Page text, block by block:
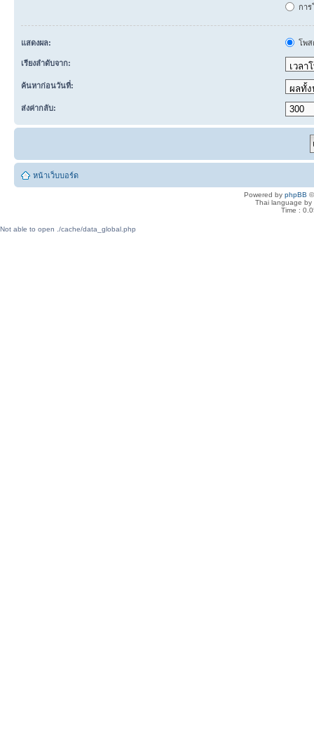
กา
แสดงผล: โพส
เรียงลำดับจาก:
ค้นหาก่อนวันที่:
ส่งค่ากลับ:
หน้าเว็บบอร์ด
Powered by phpBB
Thai language by
Time :
Not able to open ./cache/data_global.php